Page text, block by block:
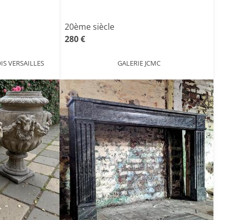
VERSAILLES
20ème siècle
280 €
GALERIE JCMC